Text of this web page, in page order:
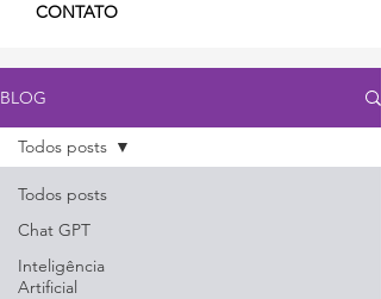
CONTATO
BLOG
Todos posts
Chat GPT
Inteligência
Artificial
Todos posts